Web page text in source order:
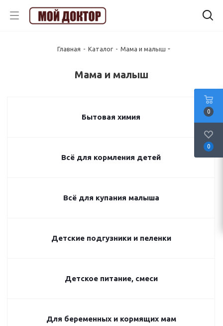
Главная - Каталог - Мама и малыш
Мама и малыш
Бытовая химия
Всё для кормления детей
Всё для купания малыша
Детские подгузники и пеленки
Детское питание, смеси
Для беременных и кормящих мам
0
0